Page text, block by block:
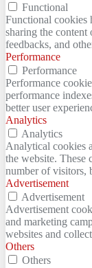
Functional
Functional cookies
sharing the
feedbacks, and
Performance
Performance
Performance
performance
better user
Analytics
Analytics
Analytical cookies
the website. These
number of visitors,
Advertisement
Advertisement
Advertisement
and marketing
websites and
Others
Others